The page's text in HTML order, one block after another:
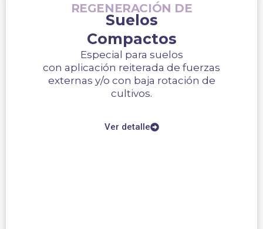
REGENERACIÓN DE
Suelos
Compactos
Especial para suelos
con aplicación reiterada de fuerzas
externas y/o con baja rotación de
cultivos.
Ver detalle